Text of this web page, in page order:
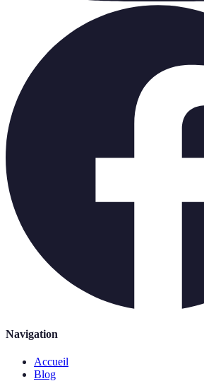
Navigation
Accueil
Blog